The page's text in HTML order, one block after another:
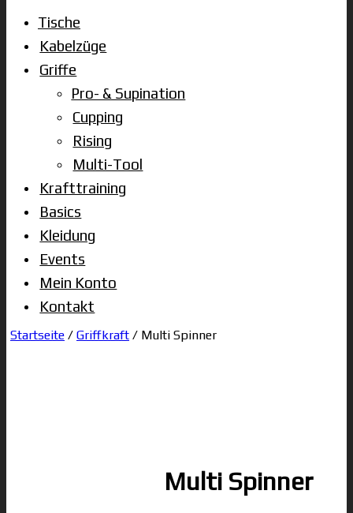
Tische
Kabelzüge
Griffe
Pro- & Supination
Cupping
Rising
Multi-Tool
Krafttraining
Basics
Kleidung
Events
Mein Konto
Kontakt
Startseite / Griffkraft / Multi Spinner
Multi Spinner